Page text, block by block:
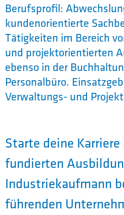
Berufsprofil:
kundenorientierte
Tätigkeiten im Bereich
und projektorientierten
ebenso in der
Personalbüro.
Verwaltungs- und
Starte deine
fundierten
Industriekaufmann
führenden